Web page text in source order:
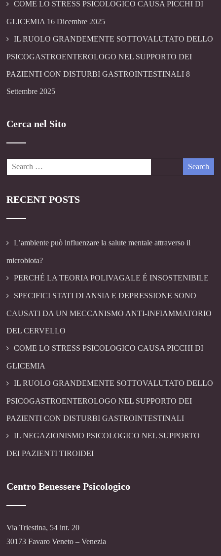
COME LO STRESS PSICOLOGICO CAUSA PICCHI DI
GLICEMIA 16 Dicembre 2025
IL RUOLO GRANDEMENTE SOTTOVALUTATO DELLO
PSICOGASTROENTEROLOGO NEL SUPPORTO DEI
PAZIENTI CON DISTURBI GASTROINTESTINALI 8
Settembre 2025
Cerca nel Sito
RECENT POSTS
L’ambiente può influenzare la salute mentale attraverso il
microbiota?
PERCHÉ LA TEORIA POLIVAGALE É INSOSTENIBILE
SPECIFICI STATI DI ANSIA E DEPRESSIONE SONO
CAUSATI DA UN MECCANISMO ANTI-INFIAMMATORIO
DEL CERVELLO
COME LO STRESS PSICOLOGICO CAUSA PICCHI DI
GLICEMIA
IL RUOLO GRANDEMENTE SOTTOVALUTATO DELLO
PSICOGASTROENTEROLOGO NEL SUPPORTO DEI
PAZIENTI CON DISTURBI GASTROINTESTINALI
IL NEGAZIONISMO PSICOLOGICO NEL SUPPORTO
DEI PAZIENTI TIROIDEI
Centro Benessere Psicologico
Via Triestina, 54 int. 20
30173 Favaro Veneto – Venezia